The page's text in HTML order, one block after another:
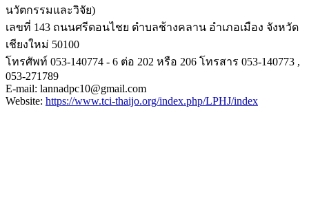
นวัตกรรมและวิจัย)
เลขที่ 143 ถนนศรีดอนไชย ตำบลช้างคลาน อำเภอเมือง จังหวัด
เชียงใหม่ 50100
โทรศัพท์ 053-140774 - 6 ต่อ 202 หรือ 206 โทรสาร 053-140773 ,
053-271789
E-mail: lannadpc10@gmail.com
Website: https://www.tci-thaijo.org/index.php/LPHJ/index